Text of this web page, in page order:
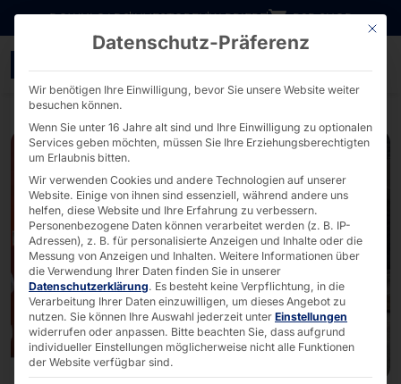
Direkt zum Inhalt wechseln
DOWNLOADSINVESTORENKARRIERE B2B SHOP
Mit
Datenschutz-Präferenz
Wir benötigen Ihre Einwilligung, bevor Sie unsere Website weiter
besuchen können.
Wenn Sie unter 16 Jahre alt sind und Ihre Einwilligung zu optionalen
Services geben möchten, müssen Sie Ihre Erziehungsberechtigten
um Erlaubnis bitten.
Wir verwenden Cookies und andere Technologien auf unserer
Website. Einige von ihnen sind essenziell, während andere uns
helfen, diese Website und Ihre Erfahrung zu verbessern.
Personenbezogene Daten können verarbeitet werden (z. B. IP-
Adressen), z. B. für personalisierte Anzeigen und Inhalte oder die
Messung von Anzeigen und Inhalten. Weitere Informationen über
die Verwendung Ihrer Daten finden Sie in unserer
Datenschutzerklärung. Es besteht keine Verpflichtung, in die
Verarbeitung Ihrer Daten einzuwilligen, um dieses Angebot zu
nutzen. Sie können Ihre Auswahl jederzeit unter Einstellungen
widerrufen oder anpassen. Bitte beachten Sie, dass aufgrund
individueller Einstellungen möglicherweise nicht alle Funktionen
der Website verfügbar sind.